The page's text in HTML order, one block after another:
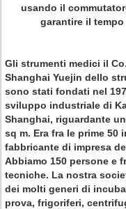
usando il
garantire il
Gli strumenti medici il
Shanghai Yuejin dello
sono stati fondati nel
sviluppo industriale di
Shanghai, riguardante
sq m. Era fra le prime 50
fabbricante di impresa
Abbiamo 150 persone e
tecniche. La nostra
dei molti generi di
prova, frigoriferi,